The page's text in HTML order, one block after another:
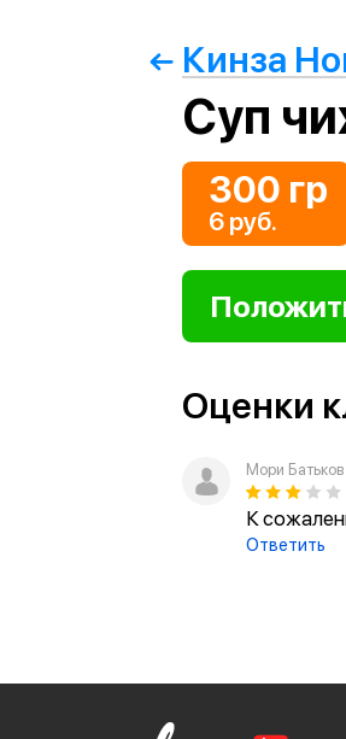
Кинза
Суп
300 гр
6 руб.
Оценки
Мори Батьков
К
Ответить